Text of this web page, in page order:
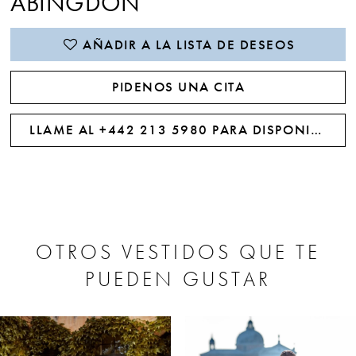
AÑADIR A LA LISTA DE DESEOS
PIDENOS UNA CITA
LLAME AL +442 213 5980 PARA DISPONIBILIDAD
OTROS VESTIDOS QUE TE
PUEDEN GUSTAR
Related
Products
Skip
to
AUTOPLAY
SLIDE
SLIDE
0